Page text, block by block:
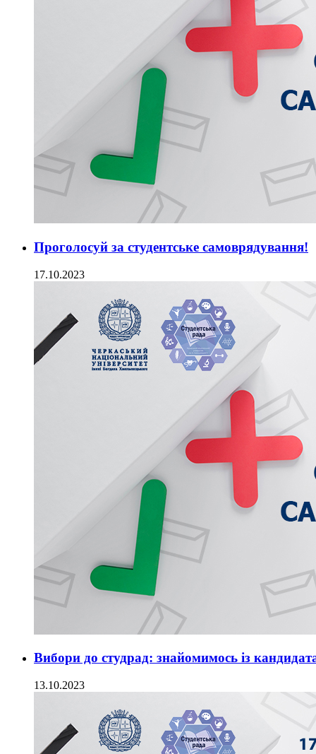
Проголосуй за студентське самоврядування!
17.10.2023
Вибори до студрад: знайомимось із
13.10.2023